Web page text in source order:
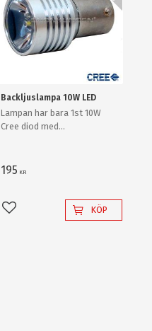
Backljuslampa 10W LED
Lampan har bara 1st 10W
Cree diod med
enkelt en "80W" backlampa
195 KR
Lägg till i favoriter
KÖP